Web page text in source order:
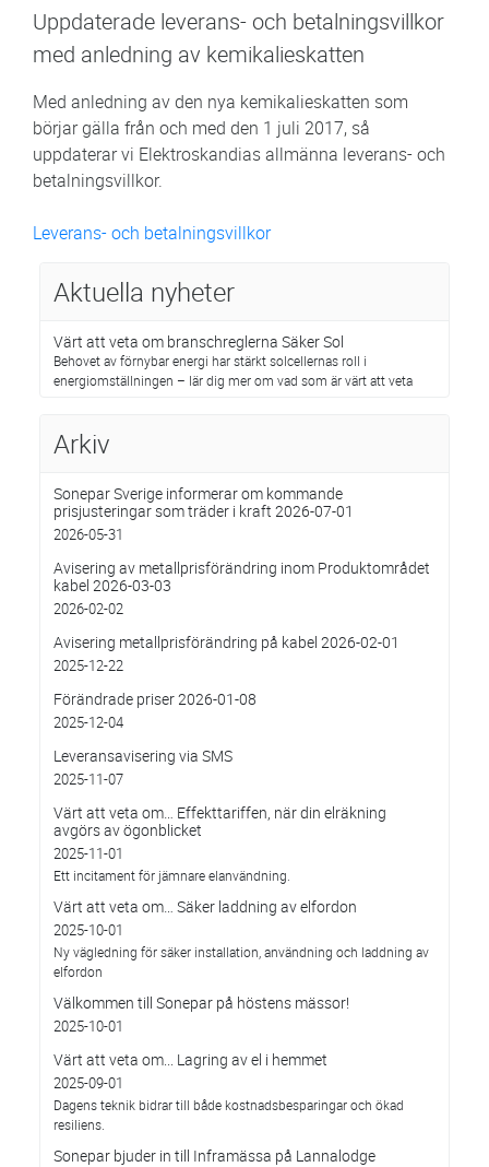
Uppdaterade leverans- och betalningsvillkor
med anledning av kemikalieskatten
Med anledning av den nya kemikalieskatten som
börjar gälla från och med den 1 juli 2017, så
uppdaterar vi Elektroskandias allmänna leverans- och
betalningsvillkor.
Leverans- och betalningsvillkor
Aktuella nyheter
Värt att veta om branschreglerna Säker Sol
Behovet av förnybar energi har stärkt solcellernas roll i
energiomställningen – lär dig mer om vad som är värt att veta
Arkiv
Sonepar Sverige informerar om kommande
prisjusteringar som träder i kraft 2026-07-01
2026-05-31
Avisering av metallprisförändring inom Produktområdet
kabel 2026-03-03
2026-02-02
Avisering metallprisförändring på kabel 2026-02-01
2025-12-22
Förändrade priser 2026-01-08
2025-12-04
Leveransavisering via SMS
2025-11-07
Värt att veta om… Effekttariffen, när din elräkning
avgörs av ögonblicket
2025-11-01
Ett incitament för jämnare elanvändning.
Värt att veta om… Säker laddning av elfordon
2025-10-01
Ny vägledning för säker installation, användning och laddning av
elfordon
Välkommen till Sonepar på höstens mässor!
2025-10-01
Värt att veta om... Lagring av el i hemmet
2025-09-01
Dagens teknik bidrar till både kostnadsbesparingar och ökad
resiliens.
Sonepar bjuder in till Inframässa på Lannalodge